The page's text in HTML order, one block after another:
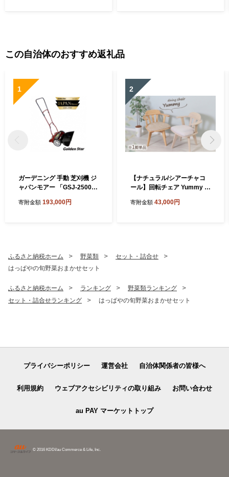
この自治体のおすすめ返礼品
1
ガーデニング 手動 芝刈機 ジ
ャパンモアー 「GSJ-2500」
り機 芝刈り 家庭用 静音 軽量
寄附金額 193,000円
2
【ナチュラル/シアーチャコ
ール】回転チェア Yummy gr
品 椅子 チェア 家具 インテリ
寄附金額 43,000円
ふるさと納税ホーム 野菜類
セット・詰合せ
はっぱやの旬野菜おまかせセット
ふるさと納税ホーム ランキング
野菜類ランキング
セット・詰合せランキング
はっぱやの旬野菜おまかせセット
プライバシーポリシー 運営会社 自治体関係者の皆様へ
利用規約 ウェブアクセシビリティの取り組み お問い合わせ
au PAY マーケットトップ
© 2016 KDDI/au Commerce & Life, Inc.